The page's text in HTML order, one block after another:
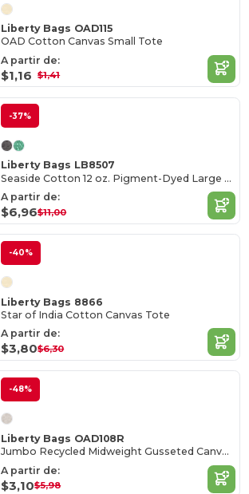
Liberty Bags OAD115
OAD Cotton Canvas Small Tote
A partir de:
$1,16 $1,41
-37%
Liberty Bags LB8507
Seaside Cotton 12 oz. Pigment-Dyed Large Tote
A partir de:
$6,96$11,00
-40%
Liberty Bags 8866
Star of India Cotton Canvas Tote
A partir de:
$3,80$6,30
-48%
Liberty Bags OAD108R
Jumbo Recycled Midweight Gusseted Canvas Tote
A partir de:
$3,10$5,98